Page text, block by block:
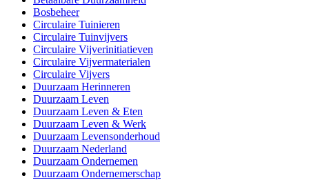
Bosbeheer
Circulaire Tuinieren
Circulaire Tuinvijvers
Circulaire Vijverinitiatieven
Circulaire Vijvermaterialen
Circulaire Vijvers
Duurzaam Herinneren
Duurzaam Leven
Duurzaam Leven & Eten
Duurzaam Leven & Werk
Duurzaam Levensonderhoud
Duurzaam Nederland
Duurzaam Ondernemen
Duurzaam Ondernemerschap